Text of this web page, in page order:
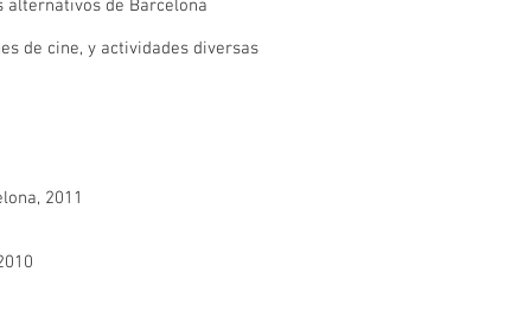
alternativos de Barcelona
de cine, y actividades diversas
2011